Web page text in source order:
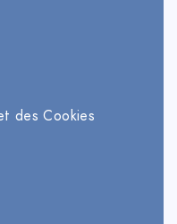
des Cookies